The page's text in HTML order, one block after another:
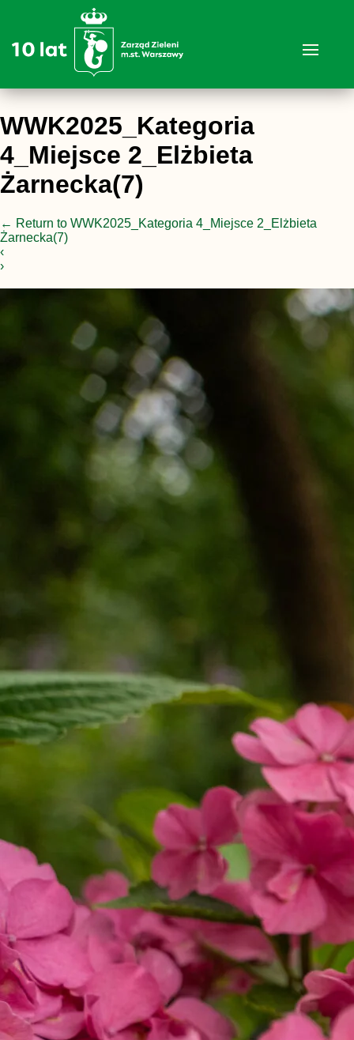
WWK2025_Kategoria
4_Miejsce 2_Elżbieta
Żarnecka(7)
← Return to WWK2025_Kategoria 4_Miejsce 2_Elżbieta
Żarnecka(7)
‹
›